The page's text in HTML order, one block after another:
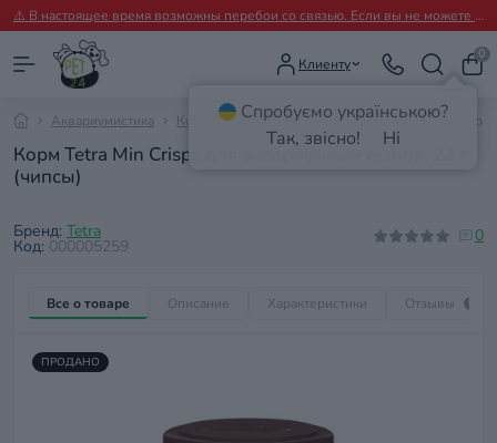
⚠️ В настоящее время возможны перебои со связью. Если вы не можете дозвониться, пожалуйста, пишите нам в Viber.
Клиенту
0
Аквариумистика Корм для рыб Корм Tetra Min Crisps для
Корм Tetra Min Crisps для аквариумных рыбок, 22 г
(чипсы)
Бренд: Tetra
Код: 000005259
0
Все о товаре Описание Характеристики Отзывы
ПРОДАНО
Спробуємо українською?
Так, звісно!
Ні